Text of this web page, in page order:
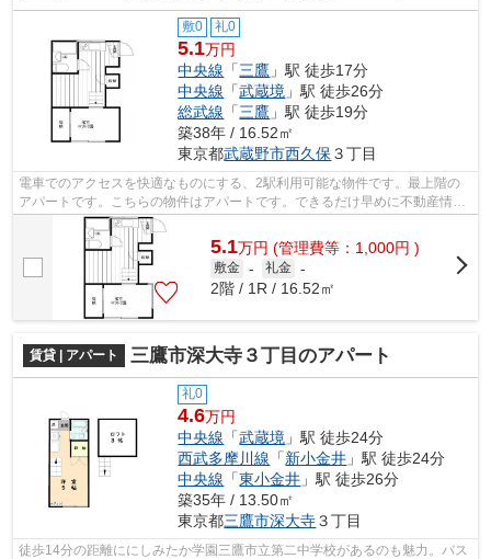
敷0 礼0
5.1万円
中央線 「三鷹 」駅 徒歩17分
中央線 「武蔵境 」駅 徒歩26分
総武線 「三鷹 」駅 徒歩19分
築38年 / 16.52㎡
東京都武蔵野市西久保３丁目
電車でのアクセスを快適なものにする、2駅利用可能な物件です。最上階の
アパートです。こちらの物件はアパートです。できるだけ早めに不動産情報
を集めたい方は当社スタッフまでご連絡...
5.1万円 (管理費等：1,000円 )
敷金 - 礼金 -
2階 / 1R / 16.52㎡
賃貸 | アパート 三鷹市深大寺３丁目のアパート
礼0
4.6万円
中央線 「武蔵境 」駅 徒歩24分
西武多摩川線 「新小金井 」駅 徒歩24分
中央線 「東小金井 」駅 徒歩26分
築35年 / 13.50㎡
東京都三鷹市深大寺３丁目
徒歩14分の距離ににしみたか学園三鷹市立第二中学校があるのも魅力。バス